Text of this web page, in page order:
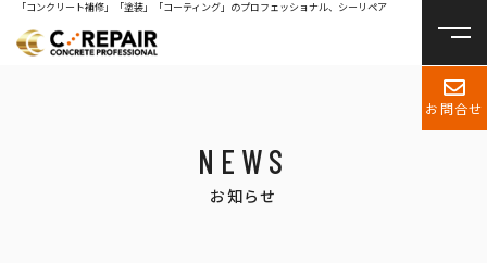
「コンクリート補修」「塗装」「コーティング」のプロフェッショナル、シーリペア
お問合せ
NEWS
お知らせ